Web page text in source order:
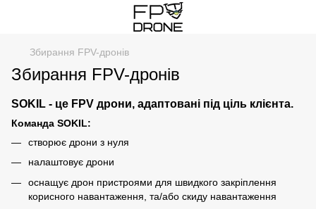
Збирання FPV-дронів
Збирання FPV-дронів
SOKIL - це FPV дрони, адаптовані під ціль клієнта.
Команда SOKIL:
створює дрони з нуля
налаштовує дрони
оснащує дрон пристроями для швидкого закріплення
корисного навантаження, та/або скиду навантаження